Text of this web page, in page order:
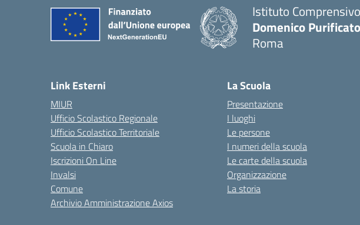
Istituto
Domenico Purificato
Roma
Link Esterni
MIUR
Ufficio Scolastico Regionale
Ufficio Scolastico Territoriale
Scuola in Chiaro
Iscrizioni On Line
Invalsi
Comune
Archivio Amministrazione Axios
La Scuola
Presentazione
I luoghi
Le persone
I numeri della scuola
Le carte della scuola
Organizzazione
La storia